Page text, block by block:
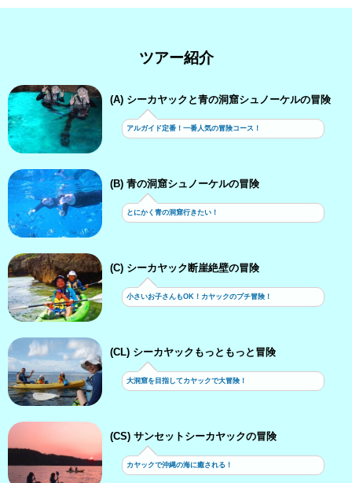
ツアー紹介
(A) シーカヤックと青の洞窟シュノーケルの冒険
アルガイド定番！一番人気の冒険コース！
(B) 青の洞窟シュノーケルの冒険
とにかく青の洞窟行きたい！
(C) シーカヤック断崖絶壁の冒険
小さいお子さんもOK！カヤックのプチ冒険！
(CL) シーカヤックもっともっと冒険
大洞窟を目指してカヤックで大冒険！
(CS) サンセットシーカヤックの冒険
カヤックで沖縄の海に癒される！